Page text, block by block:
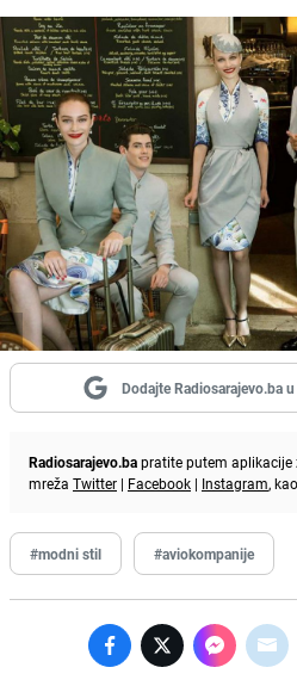
Dodajte Radiosarajevo.ba
Radiosarajevo.bapratite putem aplikacije
mreža Twitter | Facebook | Instagram,
#modni stil #aviokompanije